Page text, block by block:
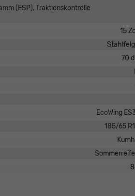
(ESP), Traktionskontrolle
15
70
EcoWing
185/65